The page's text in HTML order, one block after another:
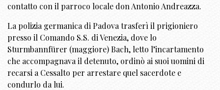
contatto con il parroco locale don Antonio Andreazza.
La polizia germanica di Padova trasferì il prigioniero
presso il Comando S.S. di Venezia, dove lo
Sturmbannfürer (maggiore) Bach, letto l’incartamento
che accompagnava il detenuto, ordinò ai suoi uomini di
recarsi a Cessalto per arrestare quel sacerdote e
condurlo da lui.